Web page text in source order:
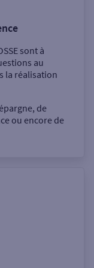
sont à
au
la réalisation
de
ou encore de